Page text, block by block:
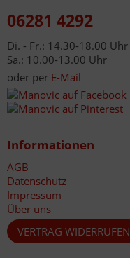
06281 4292
Di. - Fr.: 14.30-18.00 Uhr
Sa.: 10.00-13.00 Uhr
oder per E-Mail
Informationen
AGB
Datenschutz
Impressum
Über uns
VERTRAG WIDERRUFEN